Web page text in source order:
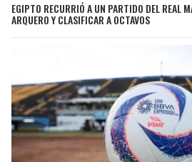
EGIPTO RECURRIÓ A UN PARTIDO DEL REAL
ARQUERO Y CLASIFICAR A OCTAVOS